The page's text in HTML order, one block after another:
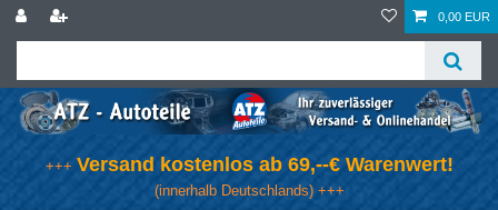
0,00 EUR
+++ Versand kostenlos ab 69,--€ Warenwert!
(innerhalb Deutschlands) +++